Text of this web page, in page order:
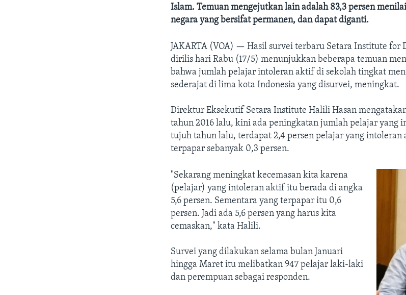
Islam. Temuan mengejutkan lain adalah 83,3 persen
negara yang bersifat permanen, dan dapat diganti.
JAKARTA (VOA) —Hasil survei terbaru Setara Institute for
dirilis hari Rabu (17/5) menunjukkan beberapa temuan
bahwa jumlah pelajar intoleran aktif di sekolah tingkat
sederajat di lima kota Indonesia yang disurvei, meningkat.
Direktur Eksekutif Setara Institute Halili Hasan
tahun 2016 lalu, kini ada peningkatan jumlah pelajar yang
tujuh tahun lalu, terdapat 2,4 persen pelajar yang intoleran
terpapar sebanyak 0,3 persen.
"Sekarang meningkat kecemasan kita karena
(pelajar) yang intoleran aktif itu berada di angka
5,6 persen. Sementara yang terpapar itu 0,6
persen. Jadi ada 5,6 persen yang harus kita
cemaskan," kata Halili.
Survei yang dilakukan selama bulan Januari
hingga Maret itu melibatkan 947 pelajar laki-laki
dan perempuan sebagai responden.